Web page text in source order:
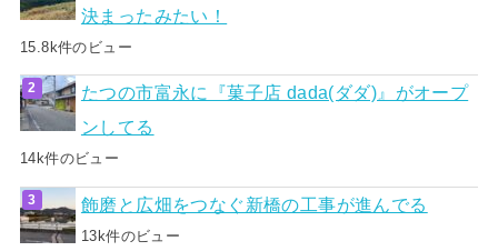
決まったみたい！
15.8k件のビュー
たつの市富永に『菓子店 dada(ダダ)』がオープ
ンしてる
14k件のビュー
飾磨と広畑をつなぐ新橋の工事が進んでる
13k件のビュー